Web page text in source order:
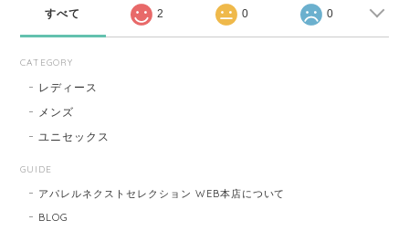
すべて 2 0 0
CATEGORY
レディース
メンズ
ユニセックス
GUIDE
アパレルネクストセレクション WEB本店について
BLOG